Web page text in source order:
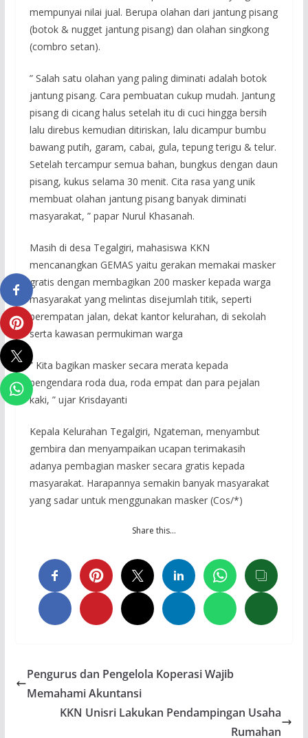
mempunyai nilai jual. Berupa olahan dari jantung pisang
(botok & nugget jantung pisang) dan olahan singkong
(combro setan).
” Salah satu olahan yang paling diminati adalah botok
jantung pisang. Cara pembuatan cukup mudah. Jantung
pisang di cicang halus setelah itu di cuci hingga bersih
lalu direbus kemudian ditiriskan, lalu dicampur bumbu
bawang putih, garam, cabai, gula, tepung terigu & telur.
Setelah tercampur semua bahan, bungkus dengan daun
pisang, kukus selama 30 menit. Cita rasa yang unik
membuat olahan jantung pisang banyak diminati
masyarakat, ” papar Nurul Khasanah.
Masih di desa Tegalgiri, mahasiswa KKN
mencanangkan GEMAS yaitu gerakan memakai masker
gratis dengan membagikan 200 masker kepada warga
masyarakat yang melintas disejumlah titik, seperti
perempatan jalan, dekat kantor kelurahan, di sekolah
serta kawasan permukiman warga
” Kita bagikan masker secara merata kepada
pengendara roda dua, roda empat dan para pejalan
kaki, ” ujar Krisdayanti
Kepala Kelurahan Tegalgiri, Ngateman, menyambut
gembira dan menyampaikan ucapan terimakasih
adanya pembagian masker secara gratis kepada
masyarakat. Harapannya semakin banyak masyarakat
yang sadar untuk menggunakan masker (Cos/*)
Share this…
Pengurus dan Pengelola Koperasi Wajib
Memahami Akuntansi
KKN Unisri Lakukan Pendampingan Usaha
Rumahan